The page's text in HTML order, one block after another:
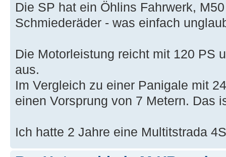
Die SP hat ein Öhlins Fahrwerk,
Schmiederäder - was einfach
Die Motorleistung reicht mit 120 PS
aus.
Im Vergleich zu einer Panigale mit
einen Vorsprung von 7 Metern. Das
Ich hatte 2 Jahre eine Multitstrada 4S